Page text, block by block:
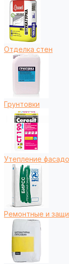
Отделка стен
Грунтовки
Утепление
Ремонтные и